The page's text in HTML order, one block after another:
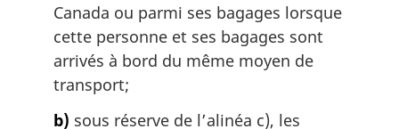
Canada ou parmi ses bagages lorsque
cette personne et ses bagages sont
arrivés à bord du même moyen de
transport;
b) sous réserve de l’alinéa c), les